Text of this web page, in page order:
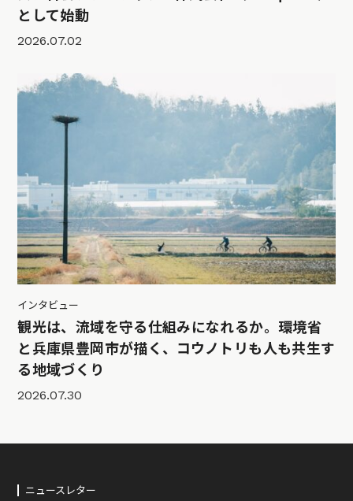
として始動
2026.07.02
インタビュー
観光は、流域を守る仕組みになれるか。環境省
と兵庫県豊岡市が描く、コウノトリも人も共生す
る地域づくり
2026.07.30
ニュースレター